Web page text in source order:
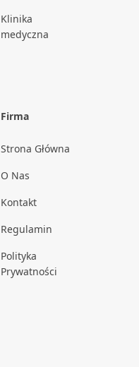
Klinika
medyczna
Firma
Strona Główna
O Nas
Kontakt
Regulamin
Polityka
Prywatności